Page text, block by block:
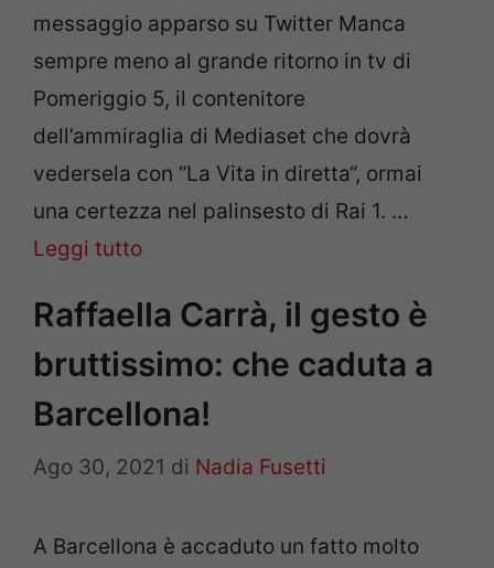
messaggio apparso su Twitter Manca
sempre meno al grande ritorno in tv di
Pomeriggio 5, il contenitore
dell’ammiraglia di Mediaset che dovrà
vedersela con “La Vita in diretta“, ormai
una certezza nel palinsesto di Rai 1. …
Leggi tutto
Raffaella Carrà, il gesto è
bruttissimo: che caduta a
Barcellona!
Ago 30, 2021 di Nadia Fusetti
A Barcellona è accaduto un fatto molto